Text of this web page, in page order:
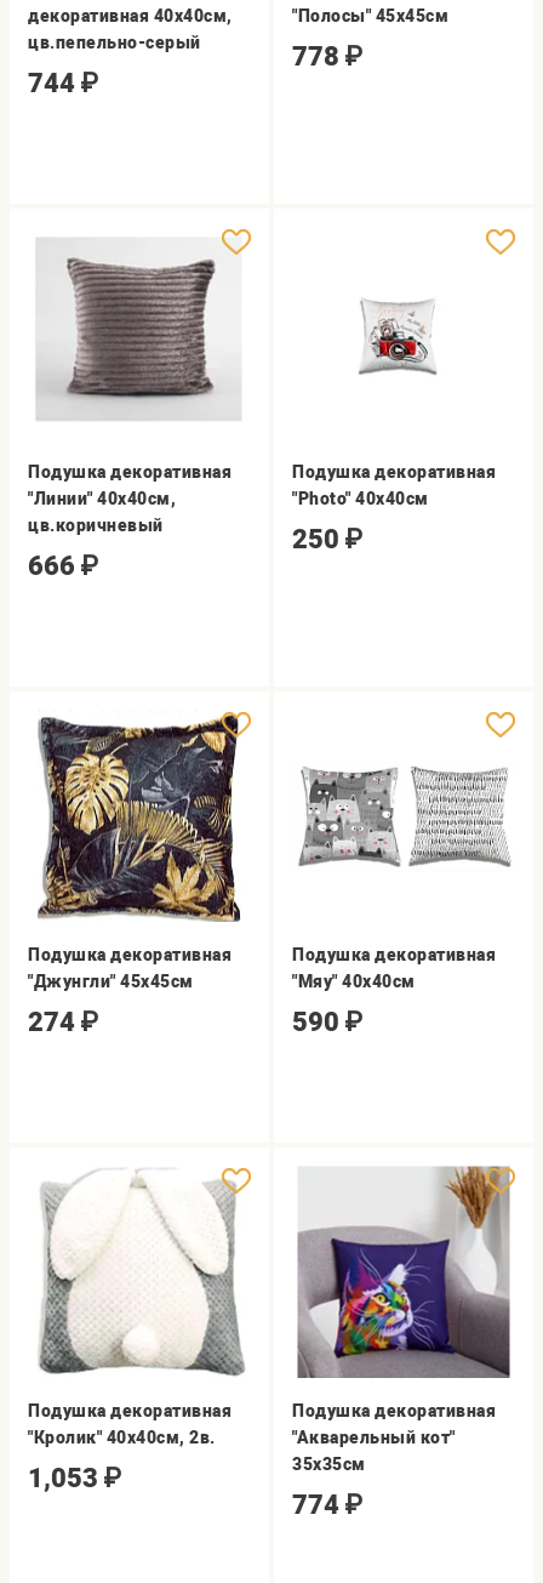
декоративная 40х40см,
цв.пепельно-серый
744 ₽
"Полосы" 45х45см
778 ₽
Подушка декоративная
"Линии" 40х40см,
цв.коричневый
666 ₽
Подушка декоративная
"Photo" 40х40см
250 ₽
Подушка декоративная
"Джунгли" 45х45см
274 ₽
Подушка декоративная
"Мяу" 40х40см
590 ₽
Подушка декоративная
"Кролик" 40х40см, 2в.
1,053 ₽
Подушка декоративная
"Акварельный кот"
35х35см
774 ₽